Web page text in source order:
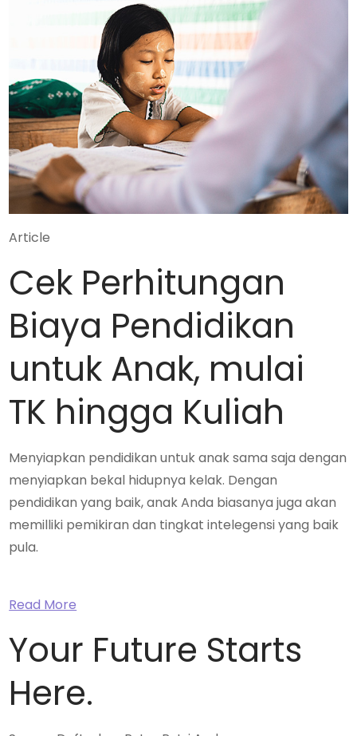
Article
Cek Perhitungan
Biaya Pendidikan
untuk Anak, mulai
TK hingga Kuliah
Menyiapkan pendidikan untuk anak sama saja dengan
menyiapkan bekal hidupnya kelak. Dengan
pendidikan yang baik, anak Anda biasanya juga akan
memilliki pemikiran dan tingkat intelegensi yang baik
pula.
Read More
Your Future Starts
Here.